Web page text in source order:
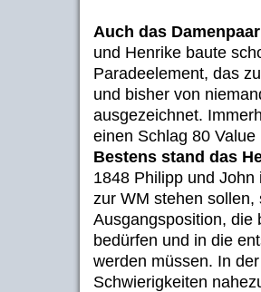
Auch das Damenpaar
und Henrike baute
Paradeelement, das
und bisher von
ausgezeichnet.
einen Schlag 80
Bestens stand das
1848 Philipp und
zur WM stehen
Ausgangsposition, die
bedürfen und in die
werden müssen. In
Schwierigkeiten